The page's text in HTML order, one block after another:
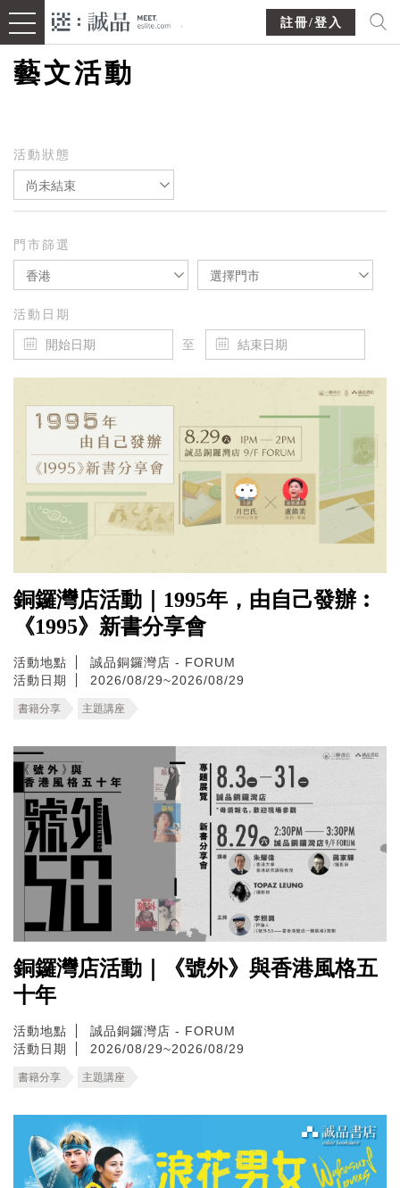
註冊/登入
藝文活動
活動狀態
尚未結束
門市篩選
香港 選擇門市
活動日期
至
銅鑼灣店活動｜1995年，由自己發辦︰
《1995》新書分享會
活動地點
誠品銅鑼灣店 - FORUM
活動日期
2026/08/29~2026/08/29
書籍分享 主題講座
銅鑼灣店活動｜《號外》與香港風格五
十年
活動地點
誠品銅鑼灣店 - FORUM
活動日期
2026/08/29~2026/08/29
書籍分享 主題講座